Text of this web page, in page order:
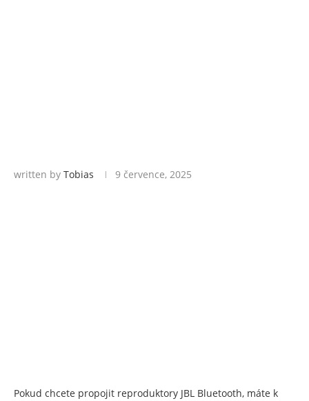
written by Tobias 9 července, 2025
Pokud chcete propojit reproduktory JBL Bluetooth, máte k